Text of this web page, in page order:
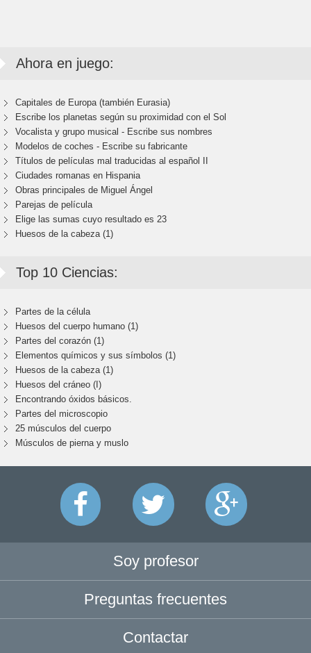
Ahora en juego:
Capitales de Europa (también Eurasia)
Escribe los planetas según su proximidad con el Sol
Vocalista y grupo musical - Escribe sus nombres
Modelos de coches - Escribe su fabricante
Títulos de películas mal traducidas al español II
Ciudades romanas en Hispania
Obras principales de Miguel Ángel
Parejas de película
Elige las sumas cuyo resultado es 23
Huesos de la cabeza (1)
Top 10 Ciencias:
Partes de la célula
Huesos del cuerpo humano (1)
Partes del corazón (1)
Elementos químicos y sus símbolos (1)
Huesos de la cabeza (1)
Huesos del cráneo (I)
Encontrando óxidos básicos.
Partes del microscopio
25 músculos del cuerpo
Músculos de pierna y muslo
Soy profesor
Preguntas frecuentes
Contactar